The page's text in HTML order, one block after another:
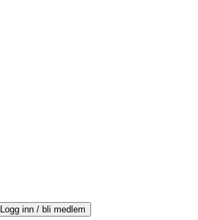
Logg inn / bli medlem